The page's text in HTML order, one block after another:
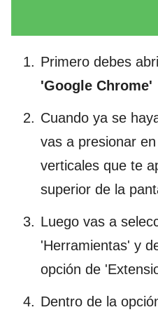
Primero debes
'Google Chrome'
Cuando ya se
vas a presionar
verticales que te
superior de la
Luego vas a
'Herramientas' y
opción de
Dentro de la